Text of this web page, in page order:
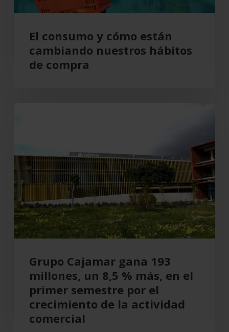
compra
El consumo y cómo están
cambiando nuestros hábitos
de compra
193
millones,
un
8,5
%
más,
en
primer
semestre
crecimiento
Grupo Cajamar gana 193
millones, un 8,5 % más, en el
primer semestre por el
crecimiento de la actividad
comercial